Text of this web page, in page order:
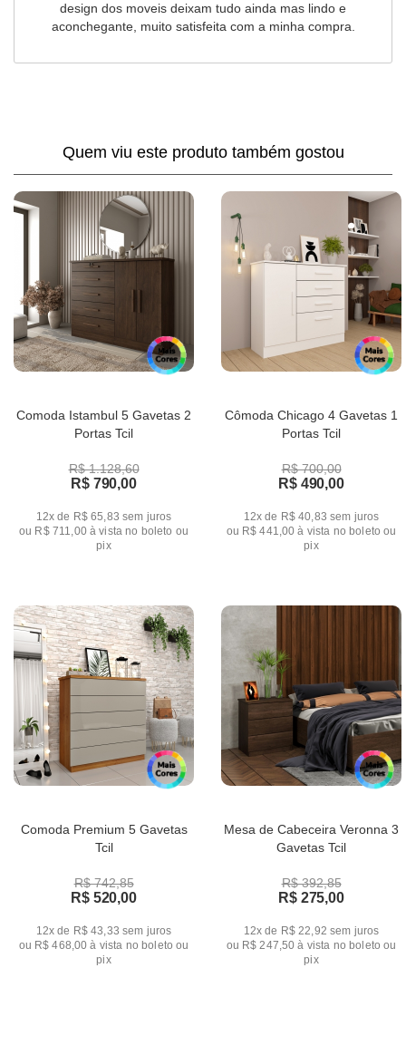
design dos moveis deixam tudo ainda mas lindo e
aconchegante, muito satisfeita com a minha compra.
Quem viu este produto também gostou
Comoda Istambul 5 Gavetas 2
Portas Tcil
R$ 1.128,60
R$ 790,00
12x de R$ 65,83 sem juros
ou R$ 711,00à vista no boleto ou
pix
Cômoda Chicago 4 Gavetas 1
Portas Tcil
R$ 700,00
R$ 490,00
12x de R$ 40,83 sem juros
ou R$ 441,00 à vista no boleto ou
pix
Comoda Premium 5 Gavetas
Tcil
R$ 742,85
R$ 520,00
12x de R$ 43,33 sem juros
ou R$ 468,00 à vista no boleto ou
pix
Mesa de Cabeceira Veronna 3
Gavetas Tcil
R$ 392,85
R$ 275,00
12x de R$ 22,92 sem juros
ou R$ 247,50 à vista no boleto ou
pix